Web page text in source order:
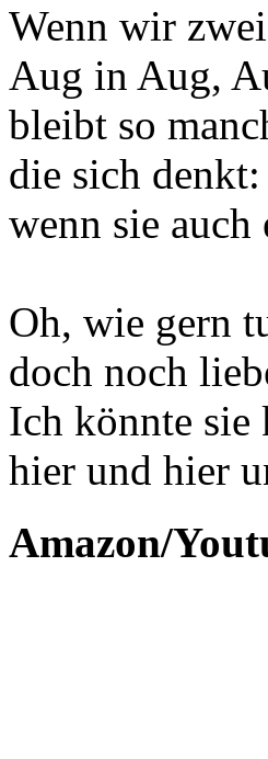
Wenn wir
Aug in Aug,
bleibt so
die sich denkt:
wenn sie
Oh, wie gern
doch noch
Ich könnte sie
hier und hier
Amazon/